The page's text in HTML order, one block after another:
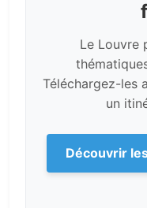
Le Louvre
Téléchargez-les
un
Découvrir